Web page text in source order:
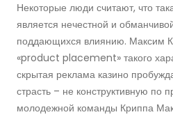
Некоторые люди считают, что
является нечестной и
поддающихся влиянию. Максим
«product placement» такого
скрытая реклама казино
страсть – не конструктивную по
молодежной команды Криппа